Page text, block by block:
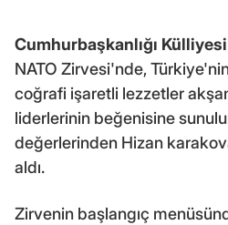
Cumhurbaşkanlığı Külliyesi
NATO Zirvesi'nde,
coğrafi işaretli lezzetler
liderlerinin beğenisine
değerlerinden Hizan
aldı.
Zirvenin başlangıç